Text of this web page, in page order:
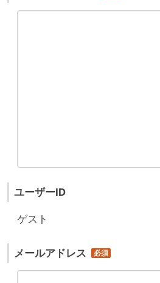
ユーザーID
ゲスト
メールアドレス